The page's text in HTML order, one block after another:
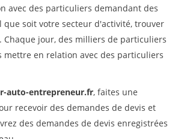
avec des particuliers demandant des
soit votre secteur d'activité, trouver
. Chaque jour, des milliers de particuliers
en relation avec des particuliers
auto-entrepreneur.fr, faites une
recevoir des demandes de devis et
des demandes de devis enregistrées